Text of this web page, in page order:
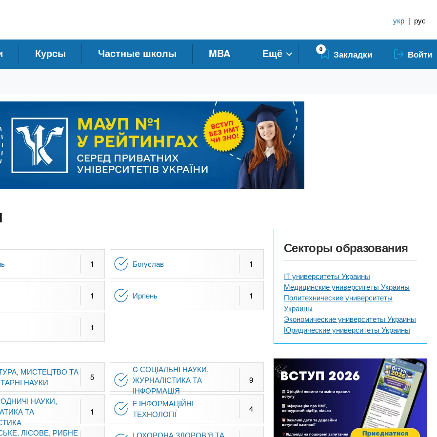
укр | рус
Курсы Частные школы MBA Ещё 0 Закладки Войти
1 Богуслав 1
1 Ирпень 1
1
МИСТЕЦТВО ТА
НАУКИ
5
C СОЦІАЛЬНІ НАУКИ,
ЖУРНАЛІСТИКА ТА
ІНФОРМАЦІЯ
9
НАУКИ,
ТА
1
F ІНФОРМАЦІЙНІ
ТЕХНОЛОГІЇ
4
ЛІСОВЕ, РИБНЕ
I ОХОРОНА ЗДОРОВ’Я ТА
Секторы образования
IT университеты Украины
Медицинские университеты Украины
Политехнические университеты
Украины
Экономические университеты Украины
Юридические университеты Украины